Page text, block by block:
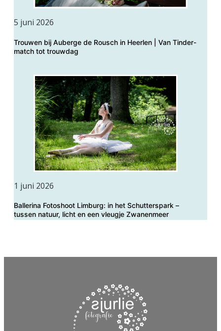
5 juni 2026
Trouwen bij Auberge de Rousch in Heerlen | Van Tinder-
match tot trouwdag
1 juni 2026
Ballerina Fotoshoot Limburg: in het Schutterspark –
tussen natuur, licht en een vleugje Zwanenmeer